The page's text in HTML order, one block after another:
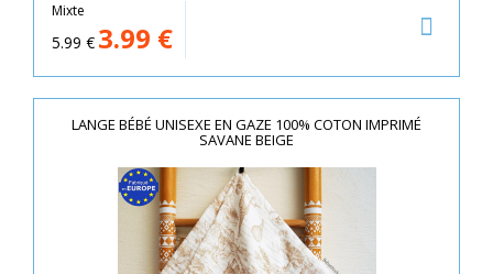
Mixte
5.99 € 3.99 €
LANGE BÉBÉ UNISEXE EN GAZE 100% COTON IMPRIMÉ
SAVANE BEIGE